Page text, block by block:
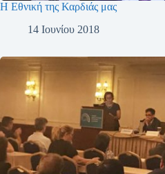
Η Εθνική της Καρδιάς μας
14 Ιουνίου 2018